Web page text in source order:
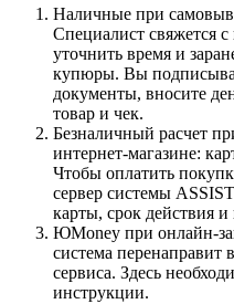
Наличные при
Специалист свяжется
уточнить время и
купюры. Вы
документы, вносите
товар и чек.
Безналичный расчет
интернет-магазине:
Чтобы оплатить
сервер системы
карты, срок действия и
ЮMoney при онлайн-
система перенаправит
сервиса. Здесь
инструкции.